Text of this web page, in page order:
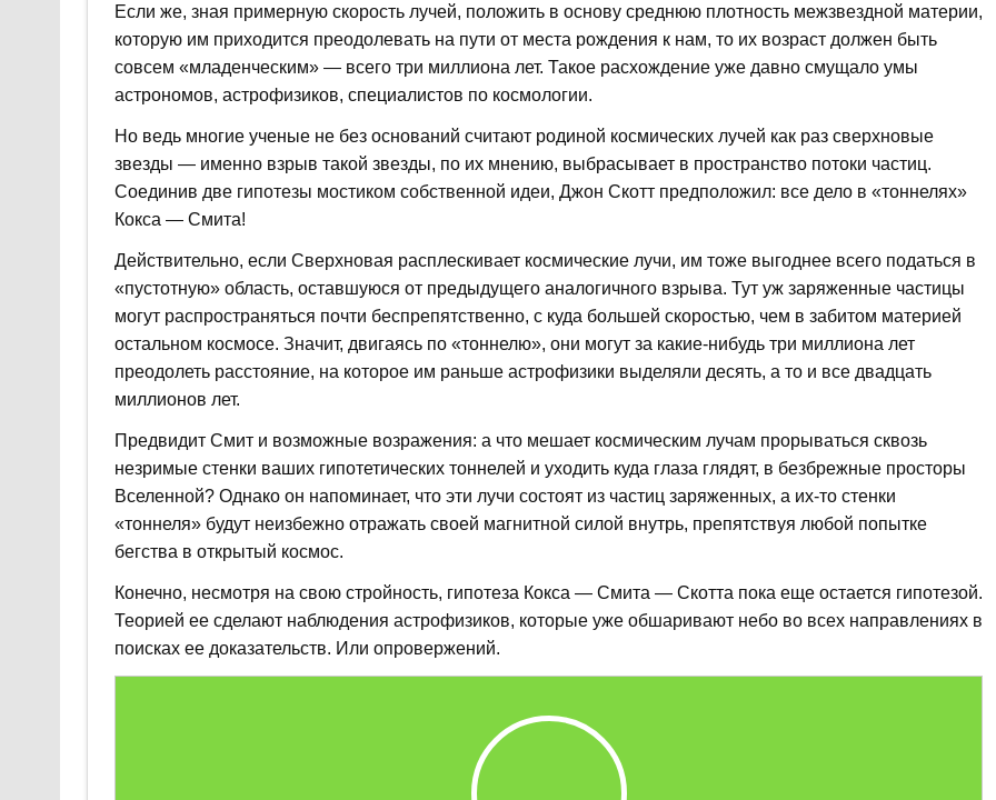
Если же, зная примерную скорость лучей, положить в основу среднюю плотность межзвездной материи,
которую им приходится преодолевать на пути от места рождения к нам, то их возраст должен быть
совсем «младенческим» — всего три миллиона лет. Такое расхождение уже давно смущало умы
астрономов, астрофизиков, специалистов по космологии.
Но ведь многие ученые не без оснований считают родиной космических лучей как раз сверхновые
звезды — именно взрыв такой звезды, по их мнению, выбрасывает в пространство потоки частиц.
Соединив две гипотезы мостиком собственной идеи, Джон Скотт предположил: все дело в «тоннелях»
Кокса — Смита!
Действительно, если Сверхновая расплескивает космические лучи, им тоже выгоднее всего податься в
«пустотную» область, оставшуюся от предыдущего аналогичного взрыва. Тут уж заряженные частицы
могут распространяться почти беспрепятственно, с куда большей скоростью, чем в забитом материей
остальном космосе. Значит, двигаясь по «тоннелю», они могут за какие-нибудь три миллиона лет
преодолеть расстояние, на которое им раньше астрофизики выделяли десять, а то и все двадцать
миллионов лет.
Предвидит Смит и возможные возражения: а что мешает космическим лучам прорываться сквозь
незримые стенки ваших гипотетических тоннелей и уходить куда глаза глядят, в безбрежные просторы
Вселенной? Однако он напоминает, что эти лучи состоят из частиц заряженных, а их-то стенки
«тоннеля» будут неизбежно отражать своей магнитной силой внутрь, препятствуя любой попытке
бегства в открытый космос.
Конечно, несмотря на свою стройность, гипотеза Кокса — Смита — Скотта пока еще остается гипотезой.
Теорией ее сделают наблюдения астрофизиков, которые уже обшаривают небо во всех направлениях в
поисках ее доказательств. Или опровержений.